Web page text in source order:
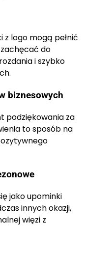
logo mogą pełnić
zachęcać do
i szybko
biznesowych
podziękowania za
to sposób na
jako upominki
innych okazji,
więzi z